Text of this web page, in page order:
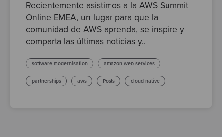
Recientemente asistimos a la AWS Summit
Online EMEA, un lugar para que la
comunidad de AWS aprenda, se inspire y
comparta las últimas noticias y..
software modernisation amazon-web-services
partnerships aws Posts cloud native